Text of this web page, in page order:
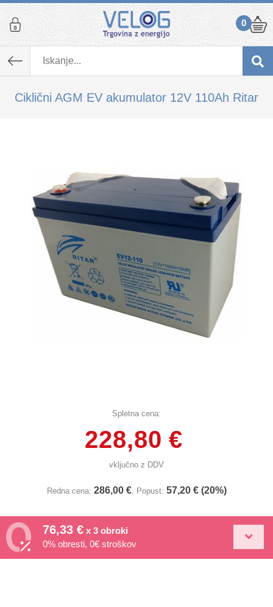
0
Ciklični AGM EV akumulator 12V 110Ah Ritar
Spletna cena:
228,80 €
vključno z DDV
Redna cena: 286,00 €, Popust: 57,20 € (20%)
76,33 € x 3 obroki
0% obresti, 0€ stroškov
priporočamo tudi...